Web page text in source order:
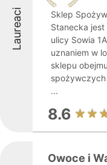
Laureaci
Sklep
Stanecka
ulicy Sowia
uznaniem w
sklepu
...
8.6
Owoce i